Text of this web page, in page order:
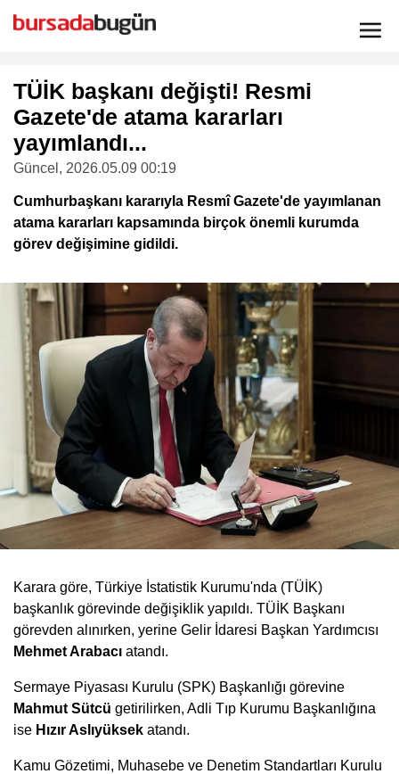
TÜİK başkanı değişti! Resmi
Gazete'de atama kararları
yayımlandı...
Güncel , 2026.05.09 00:19
Cumhurbaşkanı kararıyla Resmî Gazete'de yayımlanan
atama kararları kapsamında birçok önemli kurumda
görev değişimine gidildi.
Karara göre, Türkiye İstatistik Kurumu'nda (TÜİK)
başkanlık görevinde değişiklik yapıldı. TÜİK Başkanı
görevden alınırken, yerine Gelir İdaresi Başkan Yardımcısı
Mehmet Arabacı atandı.
Sermaye Piyasası Kurulu (SPK) Başkanlığı görevine
Mahmut Sütcü getirilirken, Adli Tıp Kurumu Başkanlığına
ise Hızır Aslıyüksek atandı.
Kamu Gözetimi, Muhasebe ve Denetim Standartları Kurulu